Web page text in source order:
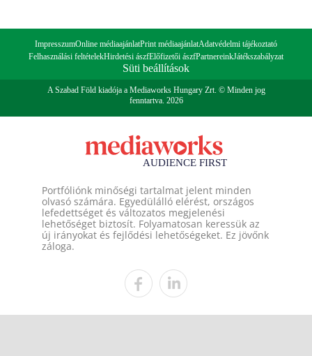
ImpresszumOnline médiaajánlatPrint médiaajánlatAdatvédelmi tájékoztató
Felhasználási feltételekHirdetési ászfElőfizetői ászfPartnereinkJátékszabályzat
Süti beállítások
A Szabad Föld kiadója a Mediaworks Hungary Zrt. © Minden jog
fenntartva. 2026
Portfóliónk minőségi tartalmat jelent minden
olvasó számára. Egyedülálló elérést, országos
lefedettséget és változatos megjelenési
lehetőséget biztosít. Folyamatosan keressük az
új irányokat és fejlődési lehetőségeket. Ez jövőnk
záloga.